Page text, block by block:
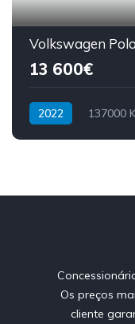
Volkswagen Polo
13 600€
2022 137000
Os preços
cliente